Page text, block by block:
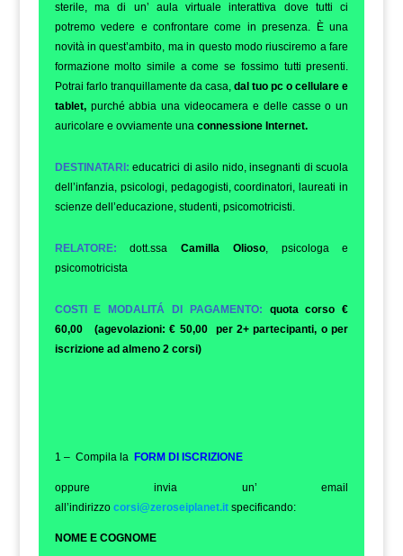
sterile, ma di un’ aula virtuale interattiva dove tutti ci
potremo vedere e confrontare come in presenza. È una
novità in quest’ambito, ma in questo modo riusciremo a fare
formazione molto simile a come se fossimo tutti presenti.
Potrai farlo tranquillamente da casa, dal tuo pc o cellulare e
tablet,purché abbia una videocamera e delle casse o un
auricolare e ovviamente una connessione Internet.
DESTINATARI: educatrici di asilo nido, insegnanti di scuola
dell’infanzia, psicologi, pedagogisti, coordinatori, laureati in
scienze dell’educazione, studenti, psicomotricisti.
RELATORE: dott.ssaCamilla Olioso, psicologa e
psicomotricista
COSTI E MODALITÁ DI PAGAMENTO:
quota corso €
60,00 (agevolazioni: € 50,00 per 2+ partecipanti, o per
iscrizione ad almeno 2 corsi)
1 – Compila la FORM DI ISCRIZIONE
oppure invia un’ email
all’indirizzo corsi@zeroseiplanet.itspecificando:
NOME E COGNOME